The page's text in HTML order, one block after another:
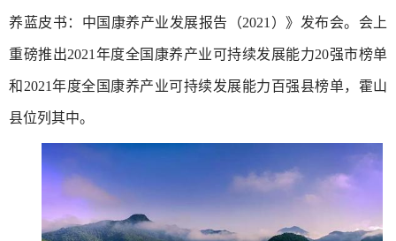
养蓝皮书：中国康养产业发展报告（2021）》发布会。会上
重磅推出2021年度全国康养产业可持续发展能力20强市榜单
和2021年度全国康养产业可持续发展能力百强县榜单，霍山
县位列其中。